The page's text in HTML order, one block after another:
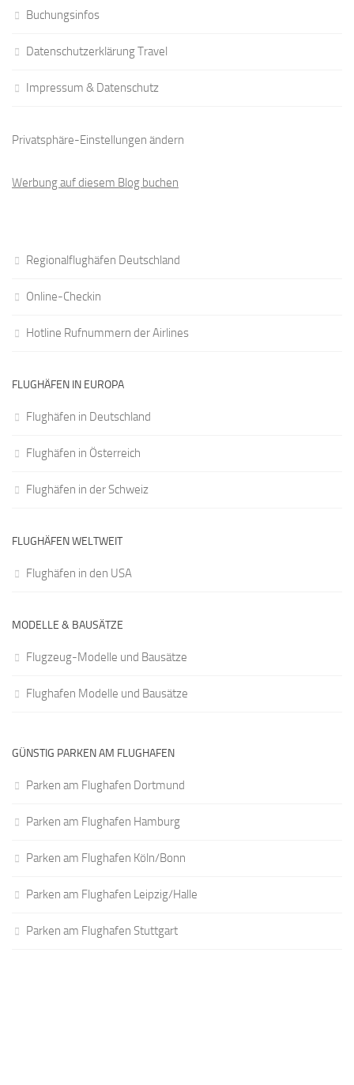
Buchungsinfos
Datenschutzerklärung Travel
Impressum & Datenschutz
Privatsphäre-Einstellungen ändern
Werbung auf diesem Blog buchen
Regionalflughäfen Deutschland
Online-Checkin
Hotline Rufnummern der Airlines
FLUGHÄFEN IN EUROPA
Flughäfen in Deutschland
Flughäfen in Österreich
Flughäfen in der Schweiz
FLUGHÄFEN WELTWEIT
Flughäfen in den USA
MODELLE & BAUSÄTZE
Flugzeug-Modelle und Bausätze
Flughafen Modelle und Bausätze
GÜNSTIG PARKEN AM FLUGHAFEN
Parken am Flughafen Dortmund
Parken am Flughafen Hamburg
Parken am Flughafen Köln/Bonn
Parken am Flughafen Leipzig/Halle
Parken am Flughafen Stuttgart